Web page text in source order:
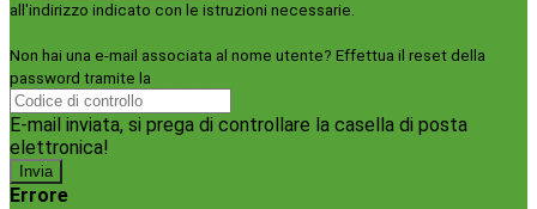
all'indirizzo indicato con le istruzioni necessarie.
Non hai una e-mail associata al nome utente? Effettua il reset della
password tramite la
E-mail inviata, si prega di controllare la casella di posta
elettronica!
Errore